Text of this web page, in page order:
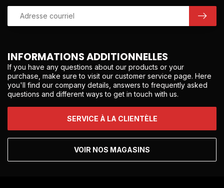
INFORMATIONS ADDITIONNELLES
If you have any questions about our products or your
purchase, make sure to visit our customer service page. Here
you'll find our company details, answers to frequently asked
questions and different ways to get in touch with us.
SERVICE À LA CLIENTÈLE
VOIR NOS MAGASINS